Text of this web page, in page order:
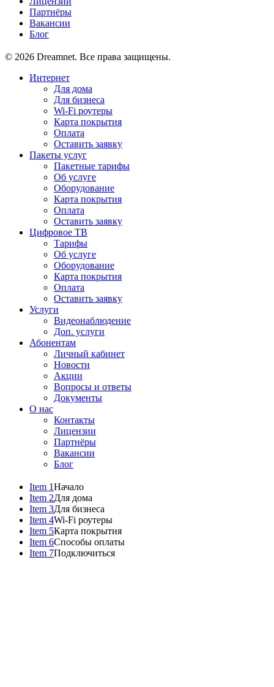
Партнёры
Вакансии
Блог
© 2026 Dreamnet. Все права защищены.
Интернет
Для дома
Для бизнеса
Wi-Fi роутеры
Карта покрытия
Оплата
Оставить заявку
Пакеты услуг
Пакетные тарифы
Об услуге
Оборудование
Карта покрытия
Оплата
Оставить заявку
Цифровое ТВ
Тарифы
Об услуге
Оборудование
Карта покрытия
Оплата
Оставить заявку
Услуги
Видеонаблюдение
Доп. услуги
Абонентам
Личный кабинет
Новости
Акции
Вопросы и ответы
Документы
О нас
Контакты
Лицензии
Партнёры
Вакансии
Блог
Item 1Начало
Item 2Для дома
Item 3Для бизнеса
Item 4Wi-Fi роутеры
Item 5Карта покрытия
Item 6Способы оплаты
Item 7Подключиться